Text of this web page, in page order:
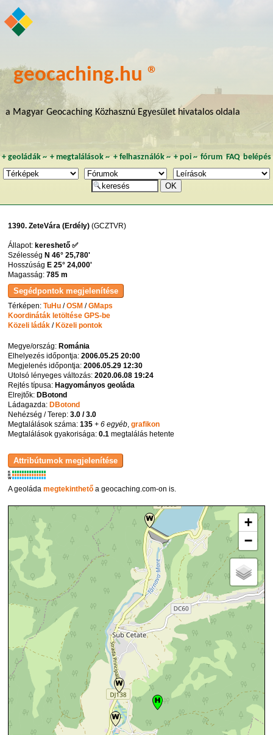
geocaching.hu ®
a Magyar Geocaching Közhasznú Egyesület hivatalos oldala
+ geoládák~ +megtalálások ~ + felhasználók~ + poi~ fórum FAQ belépés
1390. ZeteVára (Erdély) (GCZTVR)
Állapot: kereshető ✅
Szélesség N 46° 25,780'
Hosszúság E 25° 24,000'
Magasság:785 m
Térképen:TuHu /OSM /GMaps
Koordináták letöltése GPS-be
Közeli ládák / Közeli pontok
Megye/ország: Románia
Elhelyezés időpontja:2006.05.25 20:00
Megjelenés időpontja:2006.05.29 12:30
Utolsó lényeges változás:2020.06.08 19:24
Rejtés típusa: Hagyományos geoláda
Elrejtők: DBotond
Ládagazda: DBotond
Nehézség / Terep:3.0 / 3.0
Megtalálások száma:135 + 6 egyéb,grafikon
Megtalálások gyakorisága:0.1 megtalálás hetente
K
R
W
A geoládamegtekinthető a geocaching.com-on is.
+
−